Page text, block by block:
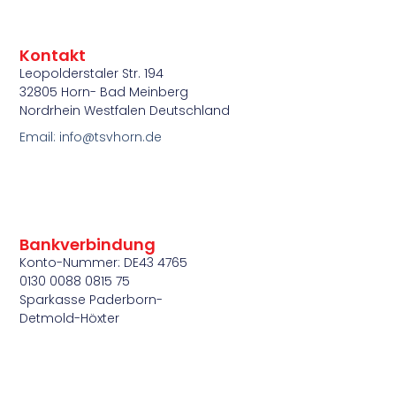
Bankverbindung
Konto-Nummer: DE43 4765
0130 0088 0815 75
Sparkasse Paderborn-
Detmold-Höxter
Kontakt
Leopolderstaler Str. 194
32805 Horn- Bad Meinberg
Nordrhein Westfalen Deutschland
Email: info@tsvhorn.de